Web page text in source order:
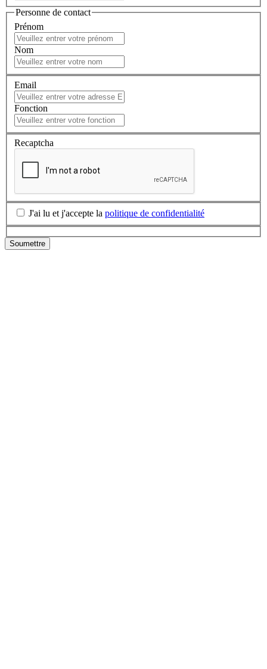
Personne de contact
Prénom
Nom
Email
Fonction
Recaptcha
J'ai lu et j'accepte la politique de confidentialité